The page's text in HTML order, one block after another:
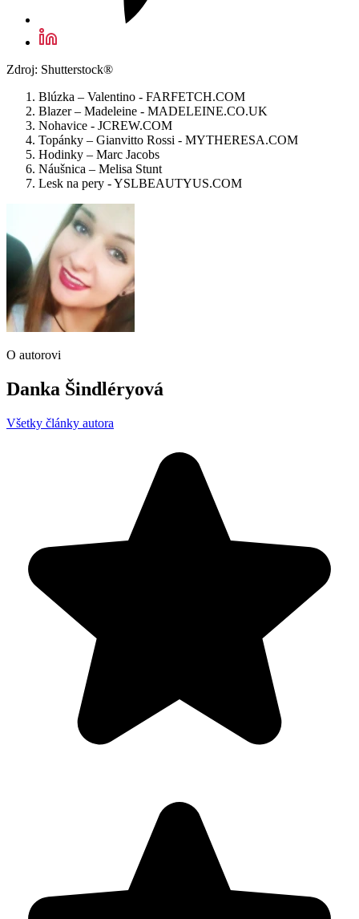
Zdroj: Shutterstock®
Blúzka – Valentino - FARFETCH.COM
Blazer – Madeleine - MADELEINE.CO.UK
Nohavice - JCREW.COM
Topánky – Gianvitto Rossi - MYTHERESA.COM
Hodinky – Marc Jacobs
Náušnica – Melisa Stunt
Lesk na pery - YSLBEAUTYUS.COM
O autorovi
Danka Šindléryová
Všetky články autora